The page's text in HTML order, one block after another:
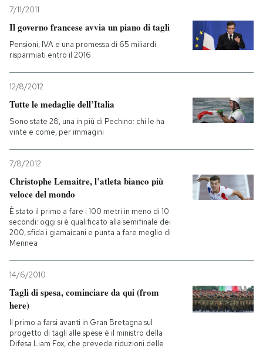
7/11/2011
Il governo francese avvia un piano di tagli
Pensioni, IVA e una promessa di 65 miliardi
risparmiati entro il 2016
12/8/2012
Tutte le medaglie dell’Italia
Sono state 28, una in più di Pechino: chi le ha
vinte e come, per immagini
7/8/2012
Christophe Lemaitre, l’atleta bianco più
veloce del mondo
È stato il primo a fare i 100 metri in meno di 10
secondi: oggi si è qualificato alla semifinale dei
200, sfida i giamaicani e punta a fare meglio di
Mennea
14/6/2010
Tagli di spesa, cominciare da qui (from
here)
Il primo a farsi avanti in Gran Bretagna sul
progetto di tagli alle spese è il ministro della
Difesa Liam Fox, che prevede riduzioni delle